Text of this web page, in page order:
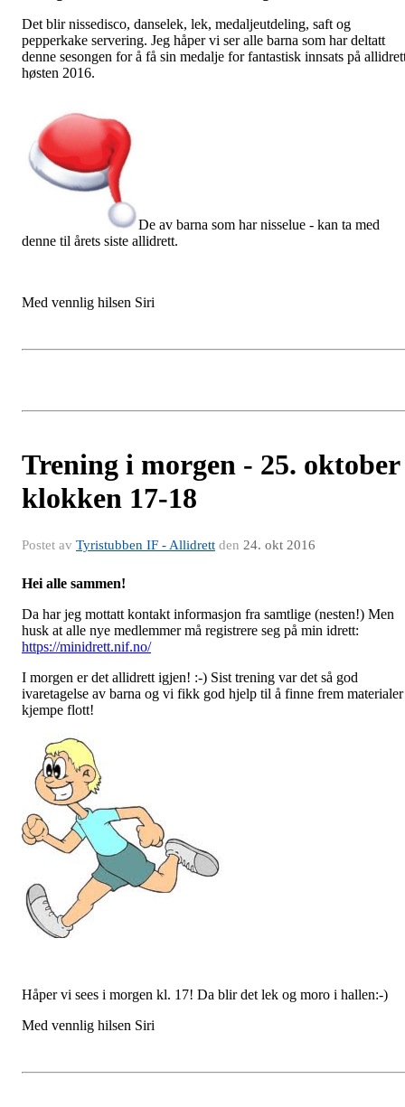
Det blir nissedisco, danselek, lek, medaljeutdeling, saft og
pepperkake servering. Jeg håper vi ser alle barna som har deltatt
denne sesongen for å få sin medalje for fantastisk innsats på
høsten 2016.
De av barna som har nisselue - kan ta med
denne til årets siste allidrett.
Med vennlig hilsen Siri
Trening i morgen - 25. oktober
klokken 17-18
Postet av Tyristubben IF - Allidrett den 24. okt 2016
Hei alle sammen!
Da har jeg mottatt kontakt informasjon fra samtlige (nesten!) Men
husk at alle nye medlemmer må registrere seg på min idrett:
https://minidrett.nif.no/
I morgen er det allidrett igjen! :-) Sist trening var det så god
ivaretagelse av barna og vi fikk god hjelp til å finne frem
kjempe flott!
Håper vi sees i morgen kl. 17! Da blir det lek og moro i hallen:-)
Med vennlig hilsen Siri